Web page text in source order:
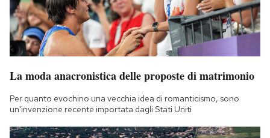
La moda anacronistica delle proposte di matrimonio
Per quanto evochino una vecchia idea di romanticismo, sono
un'invenzione recente importata dagli Stati Uniti